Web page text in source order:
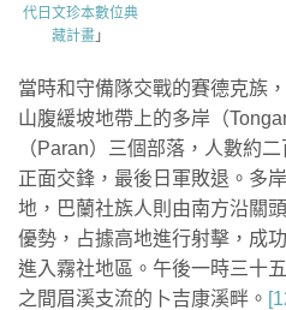
代日文珍本數位典
藏計畫 」
當時和守備隊交戰的賽德克族
山腹緩坡地帶上的多岸（
（Paran）三個部落，人數約
正面交鋒，最後日軍敗退。多
地，巴蘭社族人則由南方沿關
優勢，占據高地進行射擊，成
進入霧社地區。午後一時三十
之間眉溪支流的卜吉康溪畔。